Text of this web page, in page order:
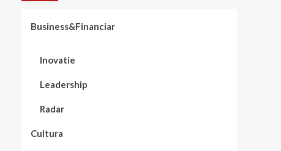
Business&Financiar
Inovatie
Leadership
Radar
Cultura